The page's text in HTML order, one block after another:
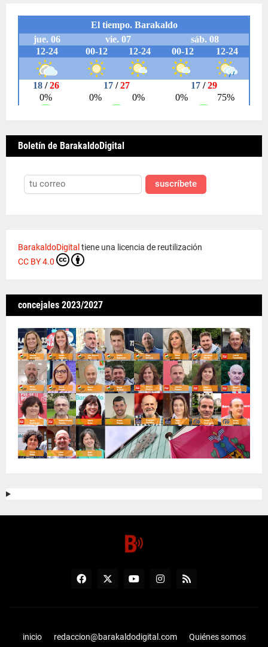
Boletín de BarakaldoDigital
suscríbete
BarakaldoDigitaltiene una licencia de reutilización
CC BY 4.0
concejales 2023/2027
inicio redaccion@barakaldodigital.com
Quiénes somos